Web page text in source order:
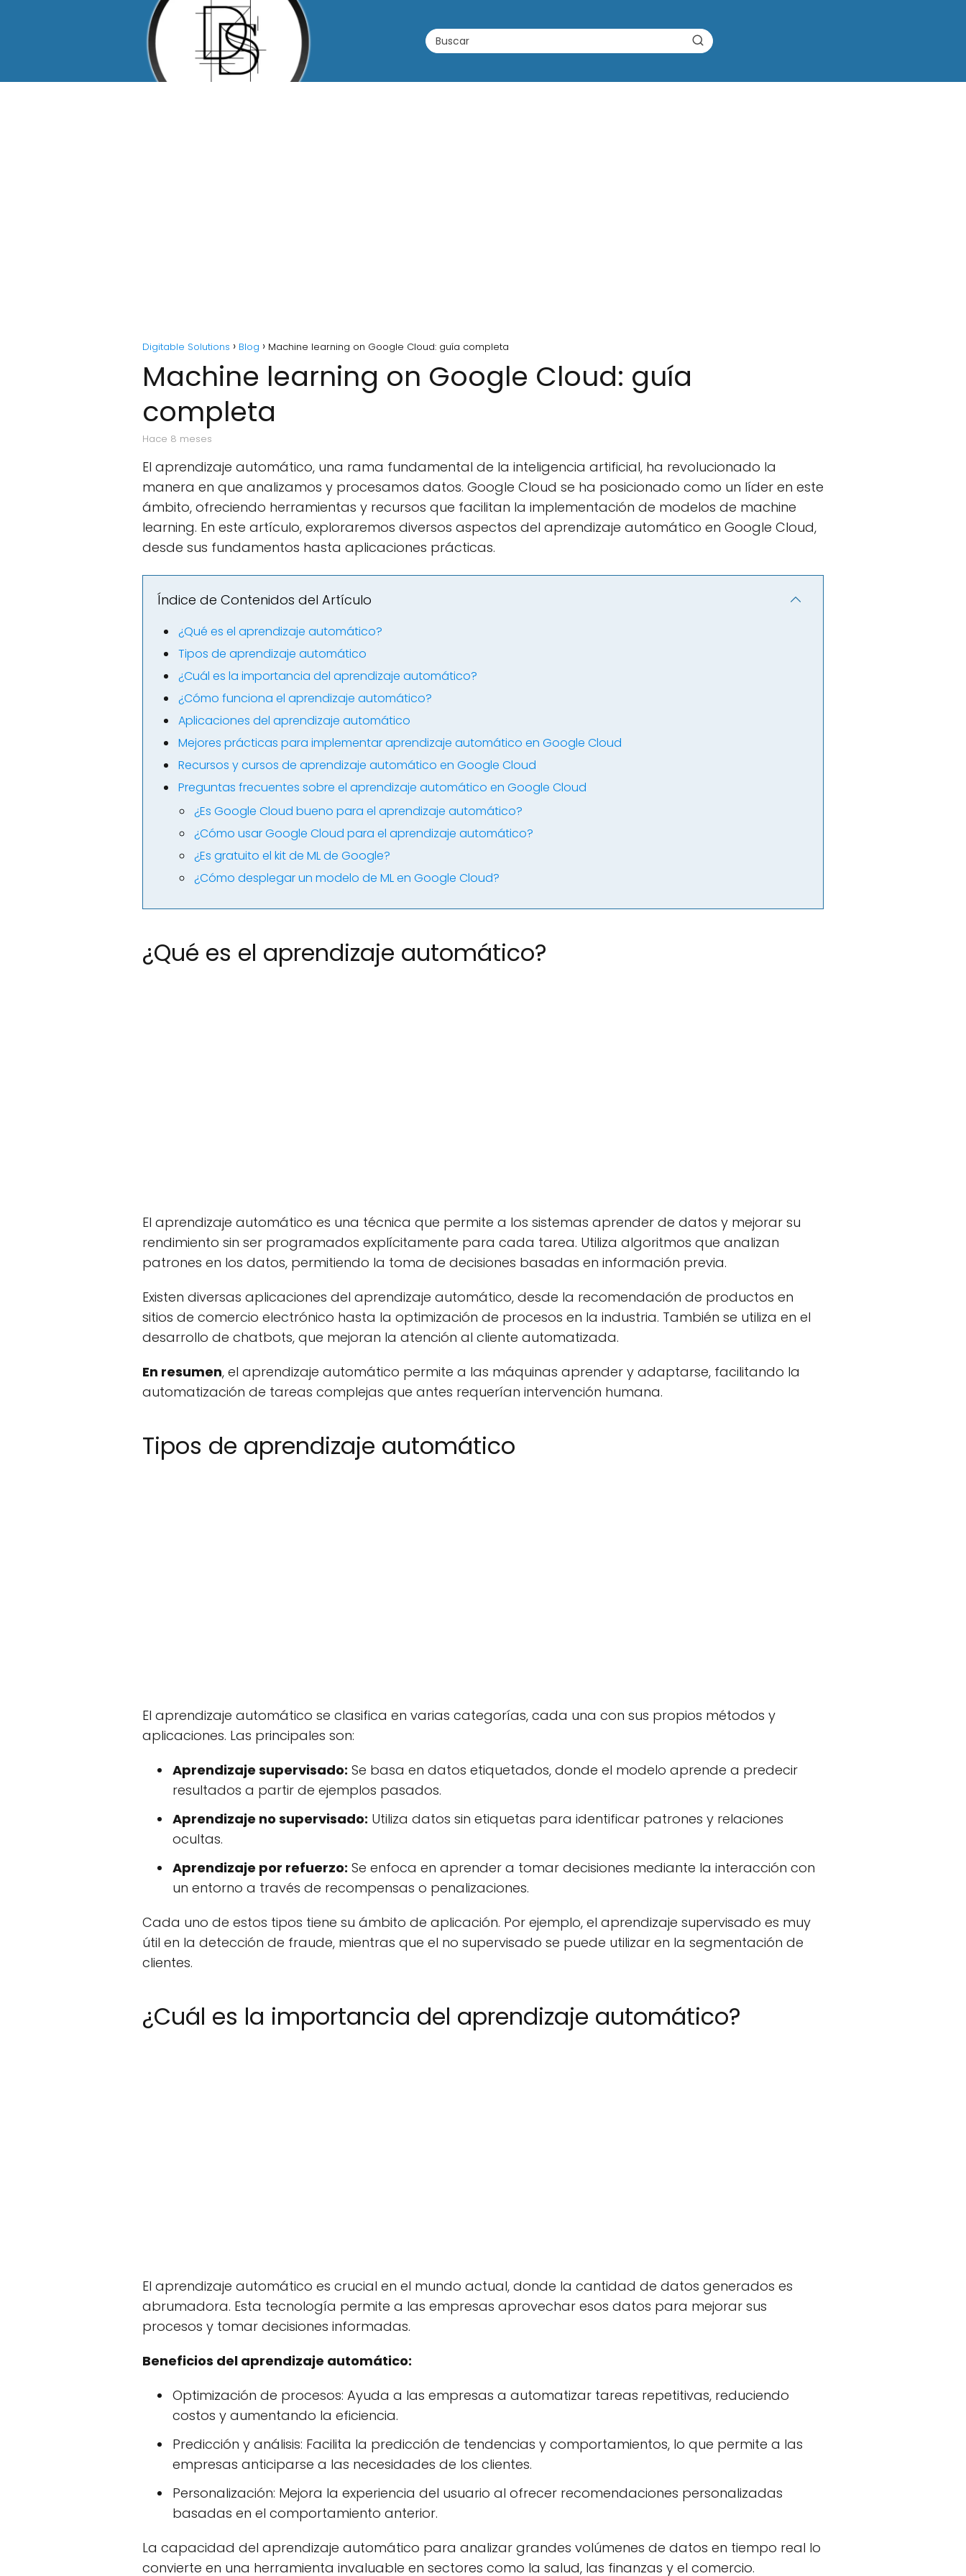
Digitable Solutions Blog Machine learning on Google Cloud: guía completa
Machine learning on Google Cloud: guía
completa
hace 8 meses
El aprendizaje automático, una rama fundamental de la inteligencia artificial, ha revolucionado la
manera en que analizamos y procesamos datos. Google Cloud se ha posicionado como un líder en este
ámbito, ofreciendo herramientas y recursos que facilitan la implementación de modelos de machine
learning. En este artículo, exploraremos diversos aspectos del aprendizaje automático en Google Cloud,
desde sus fundamentos hasta aplicaciones prácticas.
Índice de Contenidos del Artículo
¿Qué es el aprendizaje automático?
Tipos de aprendizaje automático
¿Cuál es la importancia del aprendizaje automático?
¿Cómo funciona el aprendizaje automático?
Aplicaciones del aprendizaje automático
Mejores prácticas para implementar aprendizaje automático en Google Cloud
Recursos y cursos de aprendizaje automático en Google Cloud
Preguntas frecuentes sobre el aprendizaje automático en Google Cloud
¿Es Google Cloud bueno para el aprendizaje automático?
¿Cómo usar Google Cloud para el aprendizaje automático?
¿Es gratuito el kit de ML de Google?
¿Cómo desplegar un modelo de ML en Google Cloud?
¿Qué es el aprendizaje automático?
El aprendizaje automático es una técnica que permite a los sistemas aprender de datos y mejorar su
rendimiento sin ser programados explícitamente para cada tarea. Utiliza algoritmos que analizan
patrones en los datos, permitiendo la toma de decisiones basadas en información previa.
Existen diversas aplicaciones del aprendizaje automático, desde la recomendación de productos en
sitios de comercio electrónico hasta la optimización de procesos en la industria. También se utiliza en el
desarrollo de chatbots, que mejoran la atención al cliente automatizada.
En resumen, el aprendizaje automático permite a las máquinas aprender y adaptarse, facilitando la
automatización de tareas complejas que antes requerían intervención humana.
Tipos de aprendizaje automático
El aprendizaje automático se clasifica en varias categorías, cada una con sus propios métodos y
aplicaciones. Las principales son:
Aprendizaje supervisado: Se basa en datos etiquetados, donde el modelo aprende a predecir
resultados a partir de ejemplos pasados.
Aprendizaje no supervisado: Utiliza datos sin etiquetas para identificar patrones y relaciones
ocultas.
Aprendizaje por refuerzo: Se enfoca en aprender a tomar decisiones mediante la interacción con
un entorno a través de recompensas o penalizaciones.
Cada uno de estos tipos tiene su ámbito de aplicación. Por ejemplo, el aprendizaje supervisado es muy
útil en la detección de fraude, mientras que el no supervisado se puede utilizar en la segmentación de
clientes.
¿Cuál es la importancia del aprendizaje automático?
El aprendizaje automático es crucial en el mundo actual, donde la cantidad de datos generados es
abrumadora. Esta tecnología permite a las empresas aprovechar esos datos para mejorar sus
procesos y tomar decisiones informadas.
Beneficios del aprendizaje automático:
Optimización de procesos: Ayuda a las empresas a automatizar tareas repetitivas, reduciendo
costos y aumentando la eficiencia.
Predicción y análisis: Facilita la predicción de tendencias y comportamientos, lo que permite a las
empresas anticiparse a las necesidades de los clientes.
Personalización: Mejora la experiencia del usuario al ofrecer recomendaciones personalizadas
basadas en el comportamiento anterior.
La capacidad del aprendizaje automático para analizar grandes volúmenes de datos en tiempo real lo
convierte en una herramienta invaluable en sectores como la salud, las finanzas y el comercio.